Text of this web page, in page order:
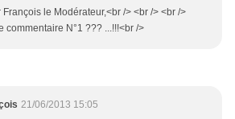
le Modérateur,<br /> <br /> <br />
commentaire N°1 ??? ...!!!<br />
21/06/2013 15:05